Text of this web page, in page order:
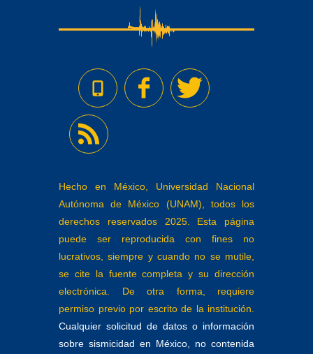
Hecho en México, Universidad Nacional
Autónoma de México (UNAM), todos los
derechos reservados 2025. Esta página
puede ser reproducida con fines no
lucrativos, siempre y cuando no se mutile,
se cite la fuente completa y su dirección
electrónica. De otra forma, requiere
permiso previo por escrito de la institución.
Cualquier solicitud de datos o información
sobre sismicidad en México, no contenida